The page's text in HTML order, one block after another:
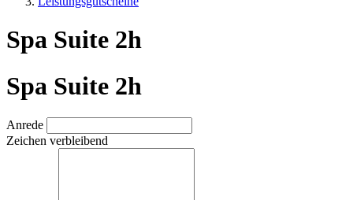
Spa Suite 2h
Spa Suite 2h
Anrede
Zeichen verbleibend